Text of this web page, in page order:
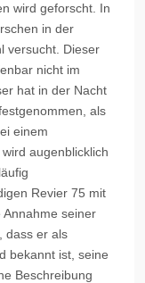
wird geforscht. In
in der
versucht. Dieser
nicht im
hat in der Nacht
als
einem
augenblicklich
Revier 75 mit
Annahme seiner
dass er als
bekannt ist, seine
Beschreibung